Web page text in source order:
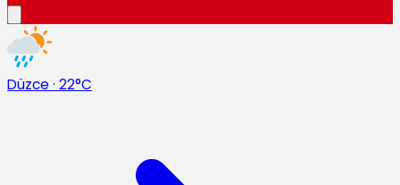
Düzce · 22°C